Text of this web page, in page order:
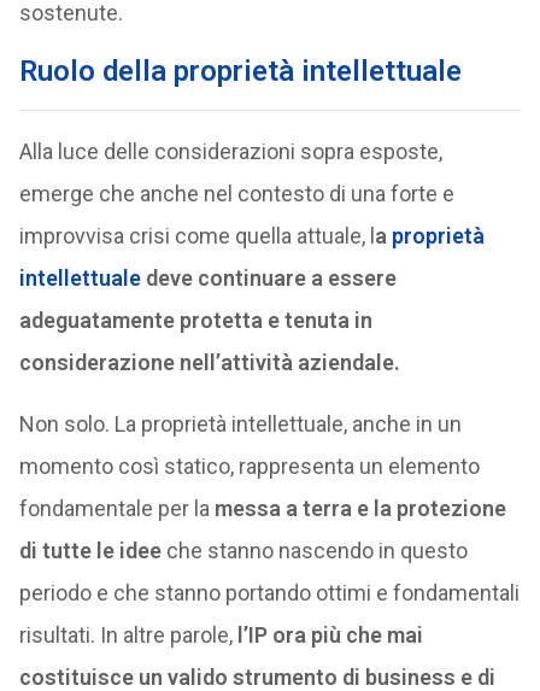
sostenute.
Ruolo della proprietà intellettuale
Alla luce delle considerazioni sopra esposte,
emerge che anche nel contesto di una forte e
improvvisa crisi come quella attuale, l a proprietà
intellettualedeve continuare a essere
adeguatamente protetta e tenuta in
considerazione nell’attività aziendale.
Non solo. La proprietà intellettuale, anche in un
momento così statico, rappresenta un elemento
fondamentale per la messa a terra e la protezione
di tutte le ideeche stanno nascendo in questo
periodo e che stanno portando ottimi e fondamentali
risultati. In altre parole, l’IP ora più che mai
costituisce un valido strumento di business e di